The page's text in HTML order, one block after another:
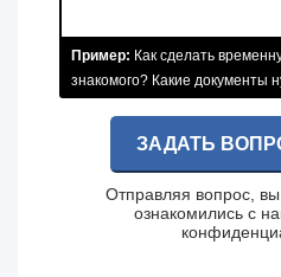
Пример: Как сделать
знакомого? Какие документы
ЗАДАТЬ
Отправляя вопрос,
ознакомились с